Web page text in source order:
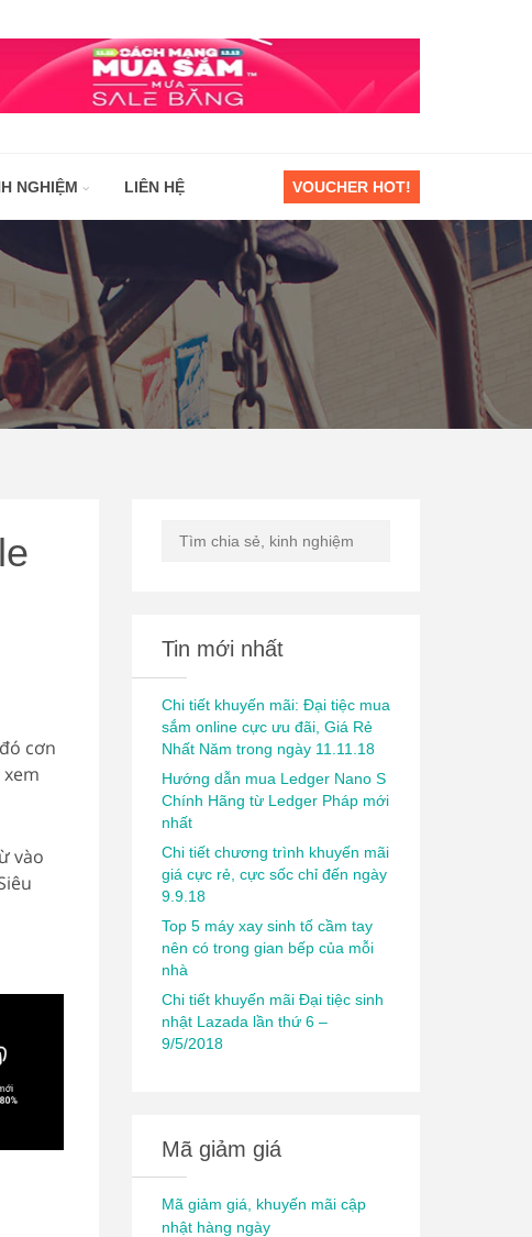
NGHIỆM LIÊN HỆ VOUCHER HOT!
cơn
vào
Tin mới nhất
Chi tiết khuyến mãi: Đại tiệc mua
sắm online cực ưu đãi, Giá Rẻ
Nhất Năm trong ngày 11.11.18
Hướng dẫn mua Ledger Nano S
Chính Hãng từ Ledger Pháp mới
nhất
Chi tiết chương trình khuyến mãi
giá cực rẻ, cực sốc chỉ đến ngày
9.9.18
Top 5 máy xay sinh tố cầm tay
nên có trong gian bếp của mỗi
nhà
Chi tiết khuyến mãi Đại tiệc sinh
nhật Lazada lần thứ 6 –
9/5/2018
Mã giảm giá
Mã giảm giá, khuyến mãi cập
nhật hàng ngày